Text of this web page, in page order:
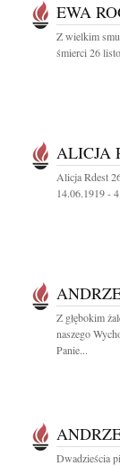
EWA
Z wielkim
śmierci 26
ALICJA
Alicja Rdest
14.06.1919 -
Z głębokim
naszego
Panie...
Dwadzieścia